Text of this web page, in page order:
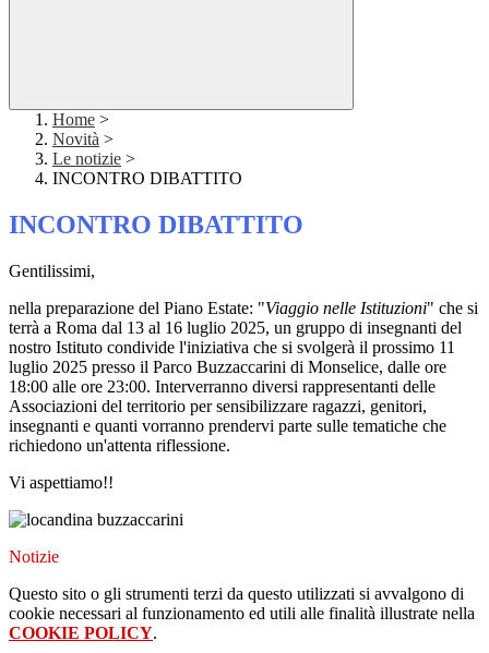
Home >
Novità >
Le notizie >
INCONTRO DIBATTITO
INCONTRO DIBATTITO
Gentilissimi,
nella preparazione del Piano Estate: "Viaggio nelle Istituzioni" che si
terrà a Roma dal 13 al 16 luglio 2025, un gruppo di insegnanti del
nostro Istituto condivide l'iniziativa che si svolgerà il prossimo 11
luglio 2025 presso il Parco Buzzaccarini di Monselice, dalle ore
18:00 alle ore 23:00. Interverranno diversi rappresentanti delle
Associazioni del territorio per sensibilizzare ragazzi, genitori,
insegnanti e quanti vorranno prendervi parte sulle tematiche che
richiedono un'attenta riflessione.
Vi aspettiamo!!
Notizie
Questo sito o gli strumenti terzi da questo utilizzati si avvalgono di
cookie necessari al funzionamento ed utili alle finalità illustrate nella
COOKIE POLICY.